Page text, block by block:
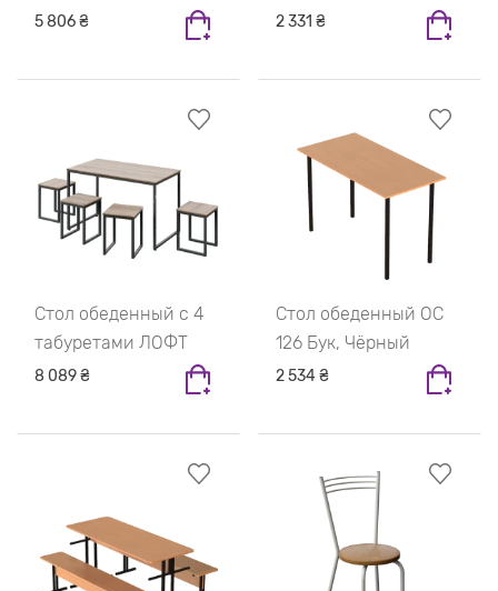
5 806 ₴ 2 331 ₴
Стол обеденный с 4
табуретами ЛОФТ
8 089 ₴
Стол обеденный ОС
126 Бук, Чёрный
2 534 ₴